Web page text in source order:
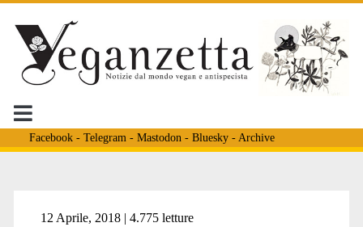
Facebook- Telegram - Mastodon - Bluesky- Archive
Tag:
12 Aprile, 2018 | 4.775 letture